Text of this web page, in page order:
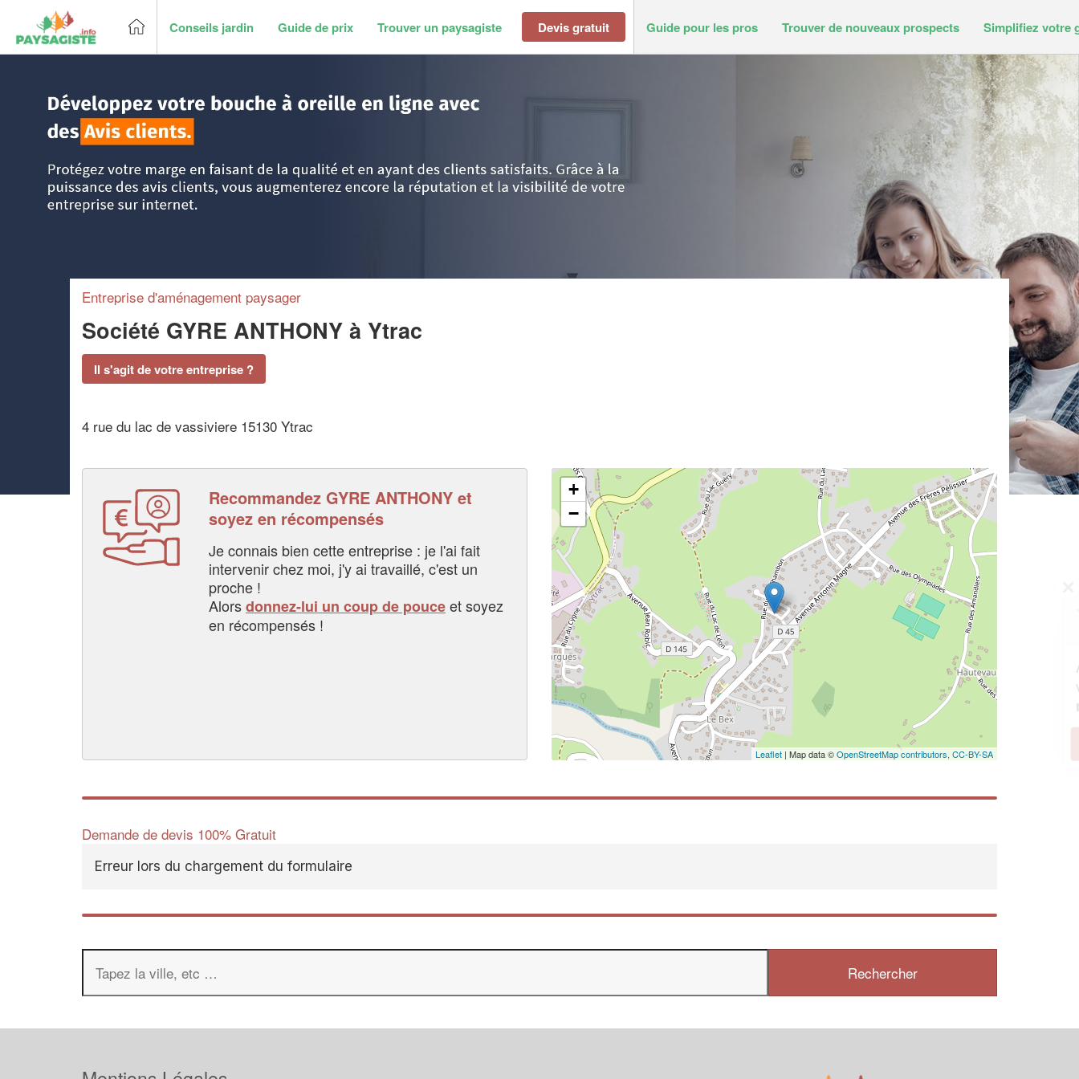
Conseils jardin Guide de prix Trouver un paysagiste Devis gratuit Guide pour les pros Trouver de nouveaux prospects Simplifiez votre
Entreprise d'aménagement paysager
Société GYRE ANTHONY à Ytrac
Il s'agit de votre entreprise ?
4 rue du lac de vassiviere 15130 Ytrac
Recommandez GYRE ANTHONY et
soyez en récompensés
Je connais bien cette entreprise : je l'ai fait
intervenir chez moi, j'y ai travaillé, c'est un
proche !
Alorsdonnez-lui un coup de pouceet soyez
en récompensés !
+
−
Leaflet | Map data ©OpenStreetMap contributors, CC-BY-SA
Demande de devis 100% Gratuit
Erreur lors du chargement du formulaire
✕
Vous êtes un
professionnel ?
chiffre d'affaires
vos
tout en gagnant de
nouveaux clients!
En savoir plus